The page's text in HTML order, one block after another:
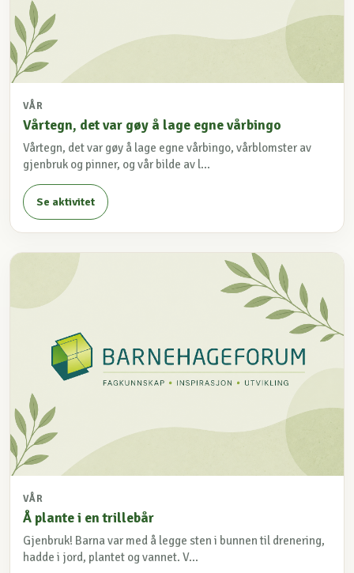
VÅR
Vårtegn, det var gøy å lage egne vårbingo
Vårtegn, det var gøy å lage egne vårbingo, vårblomster av
gjenbruk og pinner, og vår bilde av l...
Se aktivitet
VÅR
Å plante i en trillebår
Gjenbruk! Barna var med å legge sten i bunnen til drenering,
hadde i jord, plantet og vannet. V...